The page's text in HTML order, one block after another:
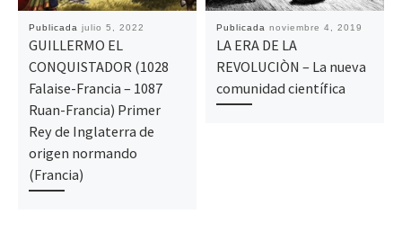
Publicada julio 5, 2022
GUILLERMO EL
CONQUISTADOR (1028
Falaise-Francia – 1087
Ruan-Francia) Primer
Rey de Inglaterra de
origen normando
(Francia)
Publicada noviembre 4, 2019
LA ERA DE LA
REVOLUCIÒN – La nueva
comunidad científica